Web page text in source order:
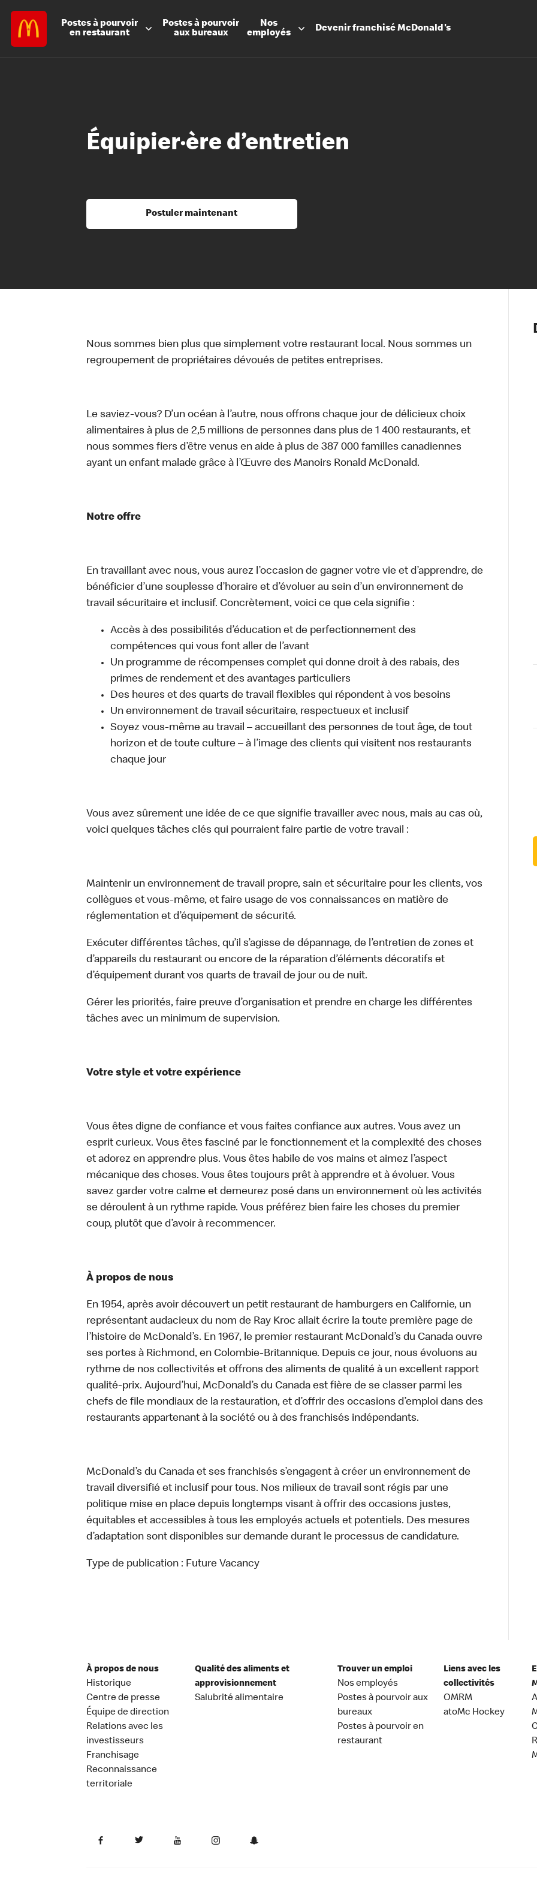
Postes à pourvoir
en restaurant
Postes à pourvoir
aux bureaux
Nos
employés
DevenirfranchiséMcDonald's
Les
Notre
Nos
Santé et
Équipier·ère d’entretien
Postuler maintenant
Nous sommes bien plus que simplement votre restaurant local. Nous sommes un
regroupement de propriétaires dévoués de petites entreprises.
Le saviez-vous? D’un océan à l’autre, nous offrons chaque jour de délicieux choix
alimentaires à plus de 2,5 millions de personnes dans plus de 1 400 restaurants, et
nous sommes fiers d’être venus en aide à plus de 387 000 familles canadiennes
ayant un enfant malade grâce à l’Œuvre des Manoirs Ronald McDonald.
Notre offre
En travaillant avec nous, vous aurez l’occasion de gagner votre vie et d’apprendre, de
bénéficier d’une souplesse d’horaire et d’évoluer au sein d’un environnement de
travail sécuritaire et inclusif. Concrètement, voici ce que cela signifie :
Accès à des possibilités d’éducation et de perfectionnement des
compétences qui vous font aller de l’avant
Un programme de récompenses complet qui donne droit à des rabais, des
primes de rendement et des avantages particuliers
Des heures et des quarts de travail flexibles qui répondent à vos besoins
Un environnement de travail sécuritaire, respectueux et inclusif
Soyez vous-même au travail – accueillant des personnes de tout âge, de tout
horizon et de toute culture – à l’image des clients qui visitent nos restaurants
chaque jour
Vous avez sûrement une idée de ce que signifie travailler avec nous, mais au cas où,
voici quelques tâches clés qui pourraient faire partie de votre travail :
Maintenir un environnement de travail propre, sain et sécuritaire pour les clients, vos
collègues et vous-même, et faire usage de vos connaissances en matière de
réglementation et d’équipement de sécurité.
Exécuter différentes tâches, qu’il s’agisse de dépannage, de l’entretien de zones et
d’appareils du restaurant ou encore de la réparation d’éléments décoratifs et
d’équipement durant vos quarts de travail de jour ou de nuit.
Gérer les priorités, faire preuve d’organisation et prendre en charge les différentes
tâches avec un minimum de supervision.
Votre style et votre expérience
Vous êtes digne de confiance et vous faites confiance aux autres. Vous avez un
esprit curieux. Vous êtes fasciné par le fonctionnement et la complexité des choses
et adorez en apprendre plus. Vous êtes habile de vos mains et aimez l’aspect
mécanique des choses. Vous êtes toujours prêt à apprendre et à évoluer. Vous
savez garder votre calme et demeurez posé dans un environnement où les activités
se déroulent à un rythme rapide. Vous préférez bien faire les choses du premier
coup, plutôt que d’avoir à recommencer.
À propos de nous
En 1954, après avoir découvert un petit restaurant de hamburgers en Californie, un
représentant audacieux du nom de Ray Kroc allait écrire la toute première page de
l’histoire de McDonald’s. En 1967, le premier restaurant McDonald’s du Canada ouvre
ses portes à Richmond, en Colombie-Britannique. Depuis ce jour, nous évoluons au
rythme de nos collectivités et offrons des aliments de qualité à un excellent rapport
qualité-prix. Aujourd’hui, McDonald’s du Canada est fière de se classer parmi les
chefs de file mondiaux de la restauration, et d’offrir des occasions d’emploi dans des
restaurants appartenant à la société ou à des franchisés indépendants.
McDonald’s du Canada et ses franchisés s’engagent à créer un environnement de
travail diversifié et inclusif pour tous. Nos milieux de travail sont régis par une
politique mise en place depuis longtemps visant à offrir des occasions justes,
équitables et accessibles à tous les employés actuels et potentiels. Des mesures
d’adaptation sont disponibles sur demande durant le processus de candidature.
Type de publication : Future Vacancy
À propos de nous
Historique
Centre de presse
Équipe de direction
Relations avec les
investisseurs
Franchisage
Reconnaissance
territoriale
Qualité des aliments et
approvisionnement
Salubrité alimentaire
Trouver un emploi
Nos employés
Postes à pourvoir aux
bureaux
Postes à pourvoir en
restaurant
Liens avec les
collectivités
OMRM
atoMc Hockey